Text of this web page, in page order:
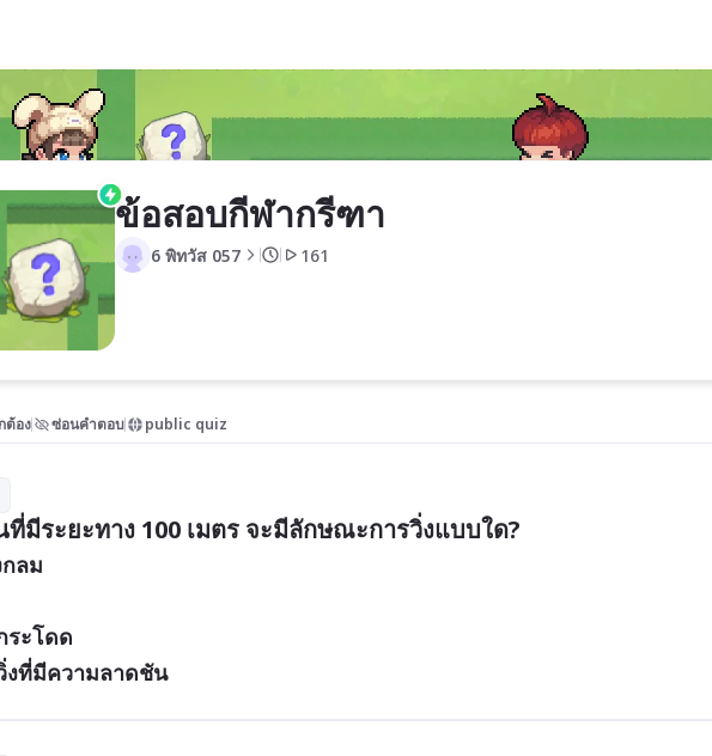
ข้อสอบกีฬากรีฑา
6 พิทวัส 057 161
ต้อง ซ่อนคำตอบ public quiz
ที่มีระยะทาง 100 เมตร จะมีลักษณะการวิ่งแบบใด?
ลม
ระโดด
งที่มีความลาดชัน